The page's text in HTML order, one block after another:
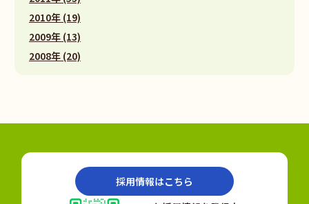
2010年 (19)
2009年 (13)
2008年 (20)
採用情報はこちら